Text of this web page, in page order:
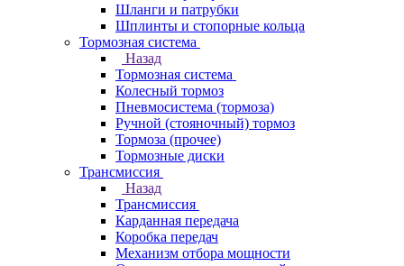
Шланги и патрубки
Шплинты и стопорные кольца
Тормозная система
Назад
Тормозная система
Колесный тормоз
Пневмосиcтема (тормоза)
Ручной (стояночный) тормоз
Тормоза (прочее)
Тормозные диски
Трансмиссия
Назад
Трансмиссия
Карданная передача
Коробка передач
Механизм отбора мощности